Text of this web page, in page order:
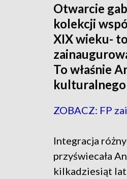
Otwarcie
kolekcji
XIX wieku-
To właśnie
kulturalnego
ZOBACZ: FP
Integracja
przyświecała
kilkadziesiąt lat